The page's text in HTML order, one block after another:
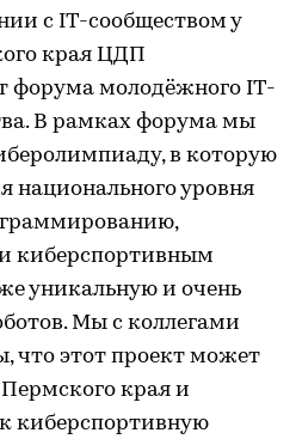
с IT-сообществом у
края ЦДП
форума молодёжного IT-
В рамках форума мы
в которую
национального уровня
киберспортивным
уникальную и очень
Мы с коллегами
что этот проект может
края и
киберспортивную